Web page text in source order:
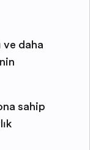
ve daha
sahip